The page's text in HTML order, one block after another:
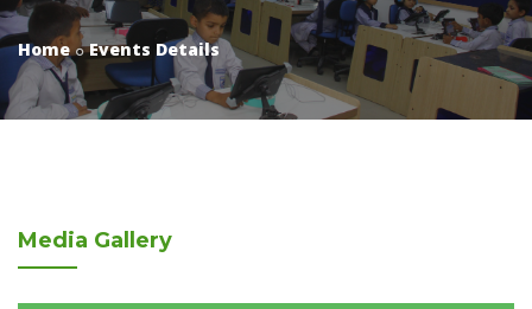
Home Events Details
Media Gallery